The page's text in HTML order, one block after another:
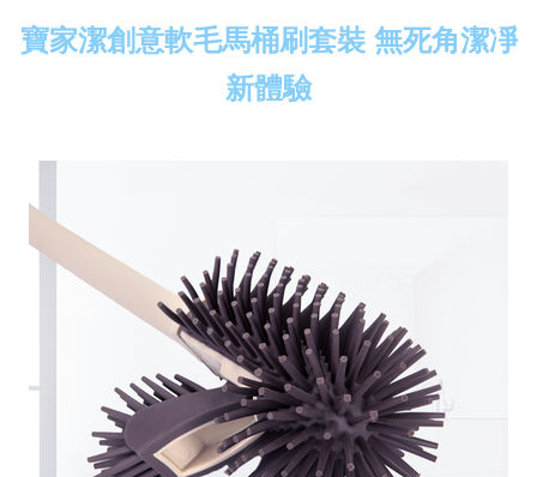
寶家潔創意軟毛馬桶刷套裝 無死角潔凈
新體驗